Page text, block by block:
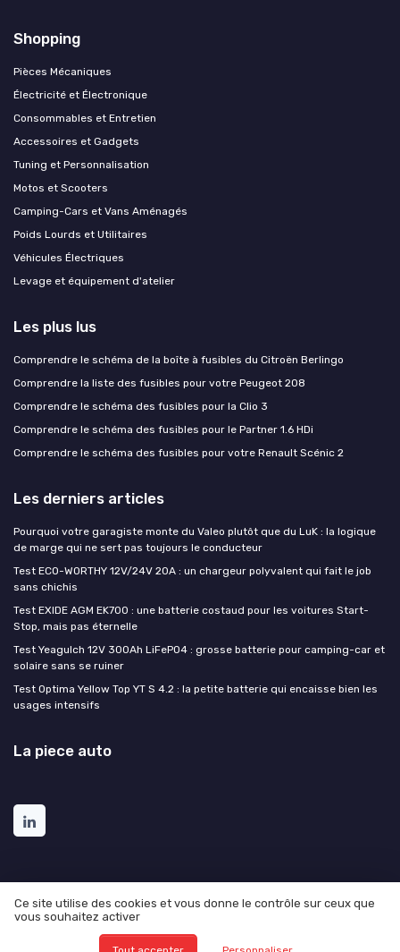
Shopping
Pièces Mécaniques
Électricité et Électronique
Consommables et Entretien
Accessoires et Gadgets
Tuning et Personnalisation
Motos et Scooters
Camping-Cars et Vans Aménagés
Poids Lourds et Utilitaires
Véhicules Électriques
Levage et équipement d'atelier
Les plus lus
Comprendre le schéma de la boîte à fusibles du Citroën Berlingo
Comprendre la liste des fusibles pour votre Peugeot 208
Comprendre le schéma des fusibles pour la Clio 3
Comprendre le schéma des fusibles pour le Partner 1.6 HDi
Comprendre le schéma des fusibles pour votre Renault Scénic 2
Les derniers articles
Pourquoi votre garagiste monte du Valeo plutôt que du LuK : la logique
de marge qui ne sert pas toujours le conducteur
Test ECO-WORTHY 12V/24V 20A : un chargeur polyvalent qui fait le job
sans chichis
Test EXIDE AGM EK700 : une batterie costaud pour les voitures Start-
Stop, mais pas éternelle
Test Yeagulch 12V 300Ah LiFePO4 : grosse batterie pour camping-car et
solaire sans se ruiner
Test Optima Yellow Top YT S 4.2 : la petite batterie qui encaisse bien les
usages intensifs
La piece auto
Mentions légales
© La piece auto 2026
Ce site utilise des cookies et vous donne le contrôle sur ceux que
vous souhaitez activer